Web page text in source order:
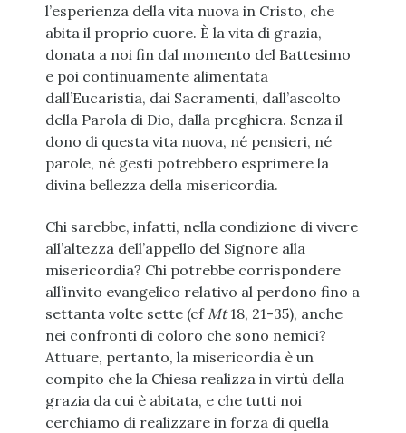
l’esperienza della vita nuova in Cristo, che
abita il proprio cuore. È la vita di grazia,
donata a noi fin dal momento del Battesimo
e poi continuamente alimentata
dall’Eucaristia, dai Sacramenti, dall’ascolto
della Parola di Dio, dalla preghiera. Senza il
dono di questa vita nuova, né pensieri, né
parole, né gesti potrebbero esprimere la
divina bellezza della misericordia.
Chi sarebbe, infatti, nella condizione di vivere
all’altezza dell’appello del Signore alla
misericordia? Chi potrebbe corrispondere
all’invito evangelico relativo al perdono fino a
settanta volte sette (cfMt18, 21-35), anche
nei confronti di coloro che sono nemici?
Attuare, pertanto, la misericordia è un
compito che la Chiesa realizza in virtù della
grazia da cui è abitata, e che tutti noi
cerchiamo di realizzare in forza di quella